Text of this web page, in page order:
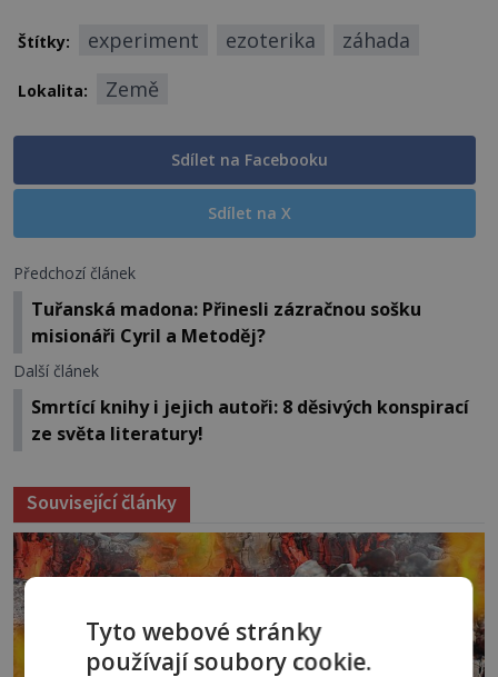
Štítky: experiment ezoterika záhada
Lokalita: Země
Sdílet na Facebooku
Sdílet na X
Předchozí článek
Tuřanská madona: Přinesli zázračnou sošku
misionáři Cyril a Metoděj?
Další článek
Smrtící knihy i jejich autoři: 8 děsivých konspirací
ze světa literatury!
Související články
Tyto webové stránky
používají soubory cookie.